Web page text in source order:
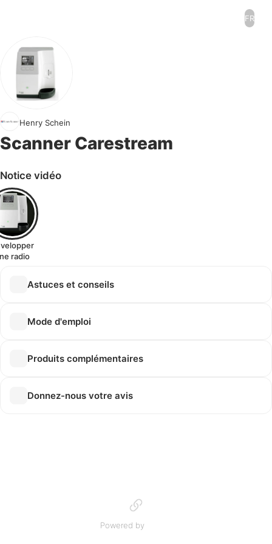
FR
Henry Schein
Scanner Carestream
Notice vidéo
radio
Astuces et conseils
Mode d'emploi
Produits complémentaires
Donnez-nous votre avis
Powered by